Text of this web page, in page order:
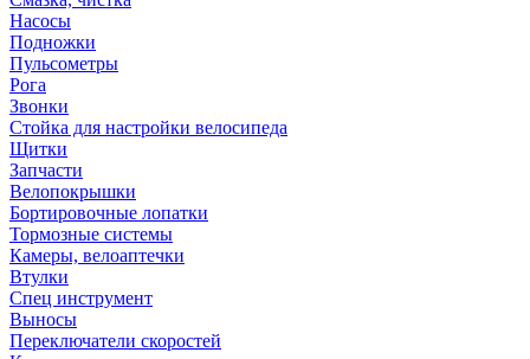
Насосы
Подножки
Пульсометры
Рога
Звонки
Стойка для настройки велосипеда
Щитки
Запчасти
Велопокрышки
Бортировочные лопатки
Тормозные системы
Камеры, велоаптечки
Втулки
Спец инструмент
Выносы
Переключатели скоростей